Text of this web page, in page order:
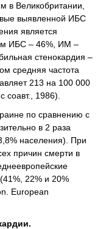
в Великобритании,
выявленной ИБС
является
ИБС – 46%, ИМ –
стенокардия –
средняя частота
213 на 100 000
соавт., 1986).
по сравнению с
в 2 раза
населения). При
причин смерти в
22% и 20%
European